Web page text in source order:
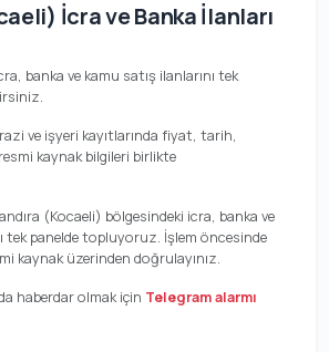
İcra ve Banka İlanları
banka ve kamu satış ilanlarını tek
ve işyeri kayıtlarında fiyat, tarih,
kaynak bilgileri birlikte
(Kocaeli) bölgesindeki icra, banka ve
tek panelde topluyoruz. İşlem öncesinde
kaynak üzerinden doğrulayınız.
haberdar olmak için Telegram alarmı